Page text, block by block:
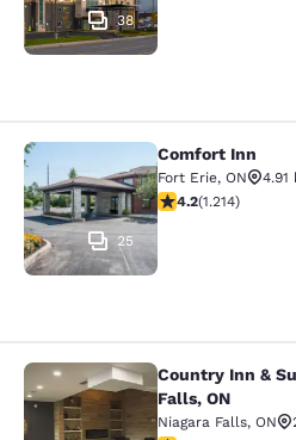
38
Comfort Inn
25
Comfort Inn
Fort Erie, ON
4.91
Valutazione di 4.17
4.2(1.214)
Country Inn &
Country Inn &
Falls, ON
Niagara Falls, ON